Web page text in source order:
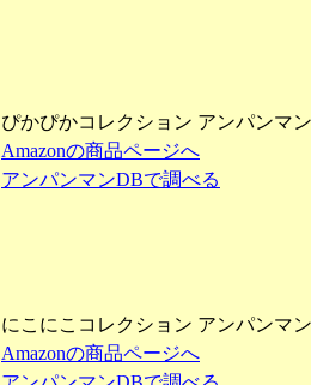
ぴかぴかコレクション アンパンマ
Amazonの商品ページへ
アンパンマンDBで調べる
にこにこコレクション アンパンマ
Amazonの商品ページへ